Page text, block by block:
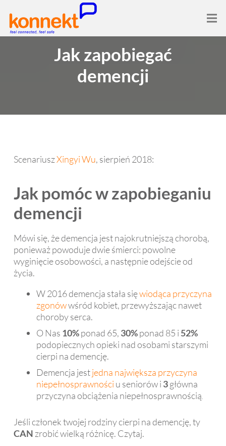
Jak zapobiegać
demencji
ScenariuszXingyi Wu, sierpień 2018:
Jak pomóc w zapobieganiu
demencji
Mówi się, że demencja jest najokrutniejszą chorobą,
ponieważ powoduje dwie śmierci: powolne
wyginięcie osobowości, a następnie odejście od
życia.
W 2016 demencja stała sięwiodąca przyczyna
zgonówwśród kobiet, przewyższając nawet
choroby serca.
O Nas 10%ponad 65, 30%ponad 85 i 52%
podopiecznych opieki nad osobami starszymi
cierpi na demencję.
Demencja jestjedna największa przyczyna
niepełnosprawności u seniorów i 3główna
przyczyna obciążenia niepełnosprawnością.
Jeśli członek twojej rodziny cierpi na demencję, ty
CANzrobić wielką różnicę. Czytaj.